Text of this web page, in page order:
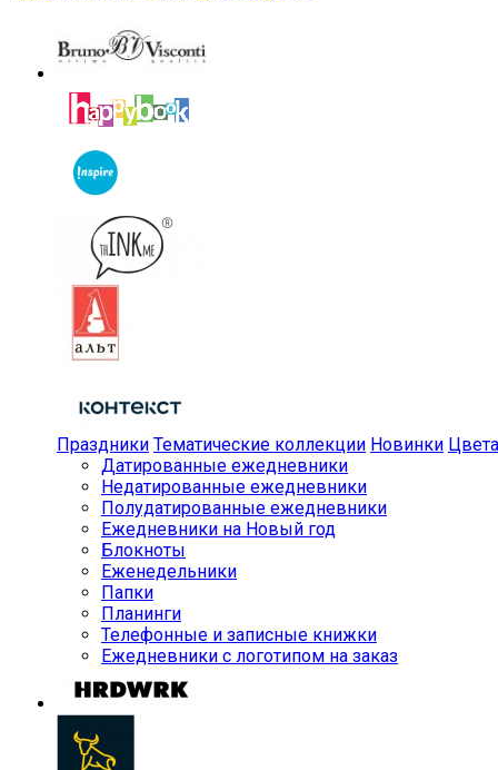
Праздники Тематические коллекции Новинки Цвета
Датированные ежедневники
Недатированные ежедневники
Полудатированные ежедневники
Ежедневники на Новый год
Блокноты
Еженедельники
Папки
Планинги
Телефонные и записные книжки
Ежедневники с логотипом на заказ